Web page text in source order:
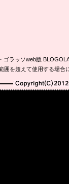
ゴラッソweb版
囲を超えて使用する場
Copyright(C)2010-